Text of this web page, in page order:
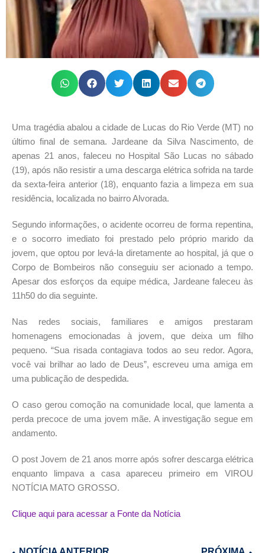
Uma tragédia abalou a cidade de Lucas do Rio Verde (MT) no
último final de semana. Jardeane da Silva Nascimento, de
apenas 21 anos, faleceu no Hospital São Lucas no sábado
(19), após não resistir a uma descarga elétrica sofrida na tarde
da sexta-feira anterior (18), enquanto fazia a limpeza em sua
residência, localizada no bairro Alvorada.
Segundo informações, o acidente ocorreu de forma repentina,
e o socorro imediato foi prestado pelo próprio marido da
jovem, que optou por levá-la diretamente ao hospital, já que o
Corpo de Bombeiros não conseguiu ser acionado a tempo.
Apesar dos esforços da equipe médica, Jardeane faleceu às
11h50 do dia seguinte.
Nas redes sociais, familiares e amigos prestaram
homenagens emocionadas à jovem, que deixa um filho
pequeno. “Sua risada contagiava todos ao seu redor. Agora,
você vai brilhar ao lado de Deus”, escreveu uma amiga em
uma publicação de despedida.
O caso gerou comoção na comunidade local, que lamenta a
perda precoce de uma jovem mãe. A investigação segue em
andamento.
O post Jovem de 21 anos morre após sofrer descarga elétrica
enquanto limpava a casa apareceu primeiro em VIROU
NOTÍCIA MATO GROSSO.
Clique aqui para acessar a Fonte da Notícia